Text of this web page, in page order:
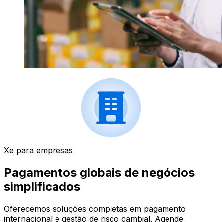
Xe para empresas
Pagamentos globais de negócios
simplificados
Oferecemos soluções completas em pagamento
internacional e gestão de risco cambial. Agende